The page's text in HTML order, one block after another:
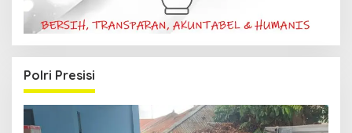
Polri Presisi